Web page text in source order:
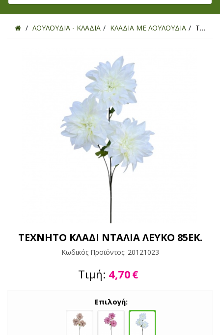
ΛΟΥΛΟΥΔΙΑ - ΚΛΑΔΙΑ ΚΛΑΔΙΑ ΜΕ ΛΟΥΛΟΥΔΙΑ ΤΕΧΝΗΤΟ ΚΛΑΔΙ ΝΤΑΛΙΑ ΛΕΥΚΟ 85ΕΚ.
ΤΕΧΝΗΤΟ ΚΛΑΔΙ ΝΤΑΛΙΑ ΛΕΥΚΟ 85ΕΚ.
Κωδικός Προϊόντος: 20121023
Τιμή: 4,70€
Επιλογή: